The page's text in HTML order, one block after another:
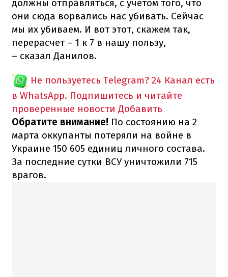
должны отправляться, с учетом того, что
они сюда ворвались нас убивать. Сейчас
мы их убиваем. И вот этот, скажем так,
перерасчет – 1 к 7 в нашу пользу,
– сказал Данилов.
Не пользуетесь Telegram? 24 Канал есть
в WhatsApp. Подпишитесь и читайте
проверенные новости Добавить
Обратите внимание! По состоянию на 2
марта оккупанты потеряли на войне в
Украине 150 605 единиц личного состава.
За последние сутки ВСУ уничтожили 715
врагов.